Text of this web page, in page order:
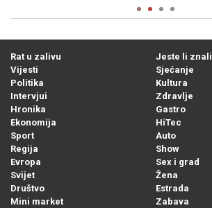
Rat u zalivu
Vijesti
Politika
Intervjui
Hronika
Ekonomija
Sport
Regija
Evropa
Svijet
Društvo
Mini market
Jeste li znali
Sjećanje
Kultura
Zdravlje
Gastro
HiTec
Auto
Show
Sex i grad
Žena
Estrada
Zabava